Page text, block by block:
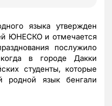
языка утвержден
ЮНЕСКО и отмечается
послужило
в городе Дакки
студенты, которые
родной язык бенгали